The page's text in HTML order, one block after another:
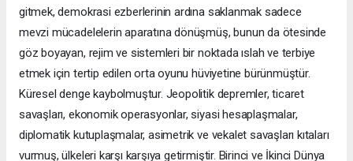
gitmek, demokrasi ezberlerinin ardına saklanmak sadece
mevzi mücadelelerin aparatına dönüşmüş, bunun da ötesinde
göz boyayan, rejim ve sistemleri bir noktada ıslah ve terbiye
etmek için tertip edilen orta oyunu hüviyetine bürünmüştür.
Küresel denge kaybolmuştur. Jeopolitik depremler, ticaret
savaşları, ekonomik operasyonlar, siyasi hesaplaşmalar,
diplomatik kutuplaşmalar, asimetrik ve vekalet savaşları kıtaları
vurmuş, ülkeleri karşı karşıya getirmiştir. Birinci ve İkinci Dünya